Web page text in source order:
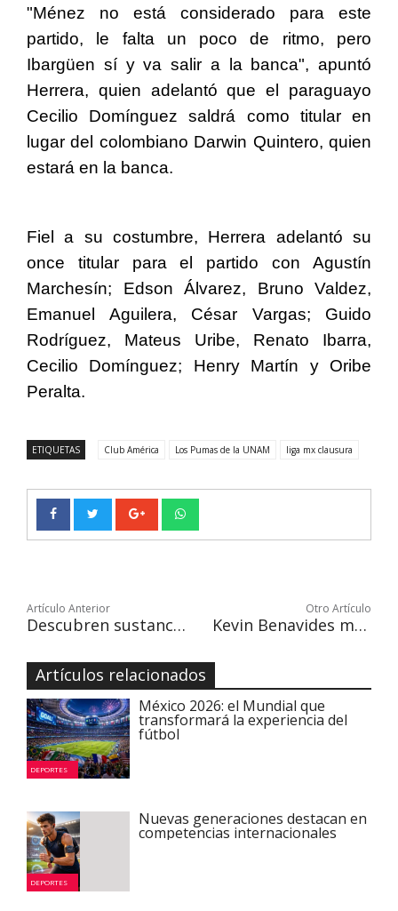
"Ménez no está considerado para este
partido, le falta un poco de ritmo, pero
Ibargüen sí y va salir a la banca", apuntó
Herrera, quien adelantó que el paraguayo
Cecilio Domínguez saldrá como titular en
lugar del colombiano Darwin Quintero, quien
estará en la banca.
Fiel a su costumbre, Herrera adelantó su
once titular para el partido con Agustín
Marchesín; Edson Álvarez, Bruno Valdez,
Emanuel Aguilera, César Vargas; Guido
Rodríguez, Mateus Uribe, Renato Ibarra,
Cecilio Domínguez; Henry Martín y Oribe
Peralta.
ETIQUETAS Club América Los Pumas de la UNAM liga mx clausura
Artículo Anterior
Descubren sustancia en la saliva que ayuda a detectar cáncer oral
Otro Artículo
Kevin Benavides mantiene raya a Toby Price a pesar de sufrir caída
Artículos relacionados
DEPORTES
México 2026: el Mundial que
transformará la experiencia del
fútbol
DEPORTES
Nuevas generaciones destacan en
competencias internacionales